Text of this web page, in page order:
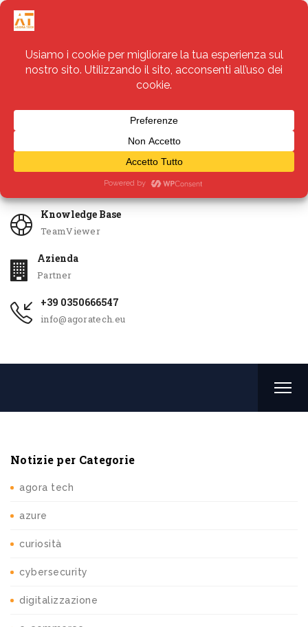
Servizi
Knowledge Base
TeamViewer
Azienda
Partner
+39 0350666547
info@agoratech.eu
Notizie per Categorie
agora tech
azure
curiosità
cybersecurity
digitalizzazione